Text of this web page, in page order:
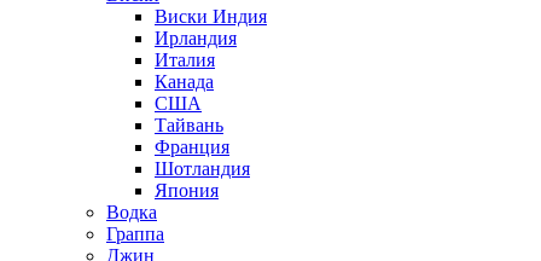
Виски Индия
Ирландия
Италия
Канада
США
Тайвань
Франция
Шотландия
Япония
Водка
Граппа
Джин